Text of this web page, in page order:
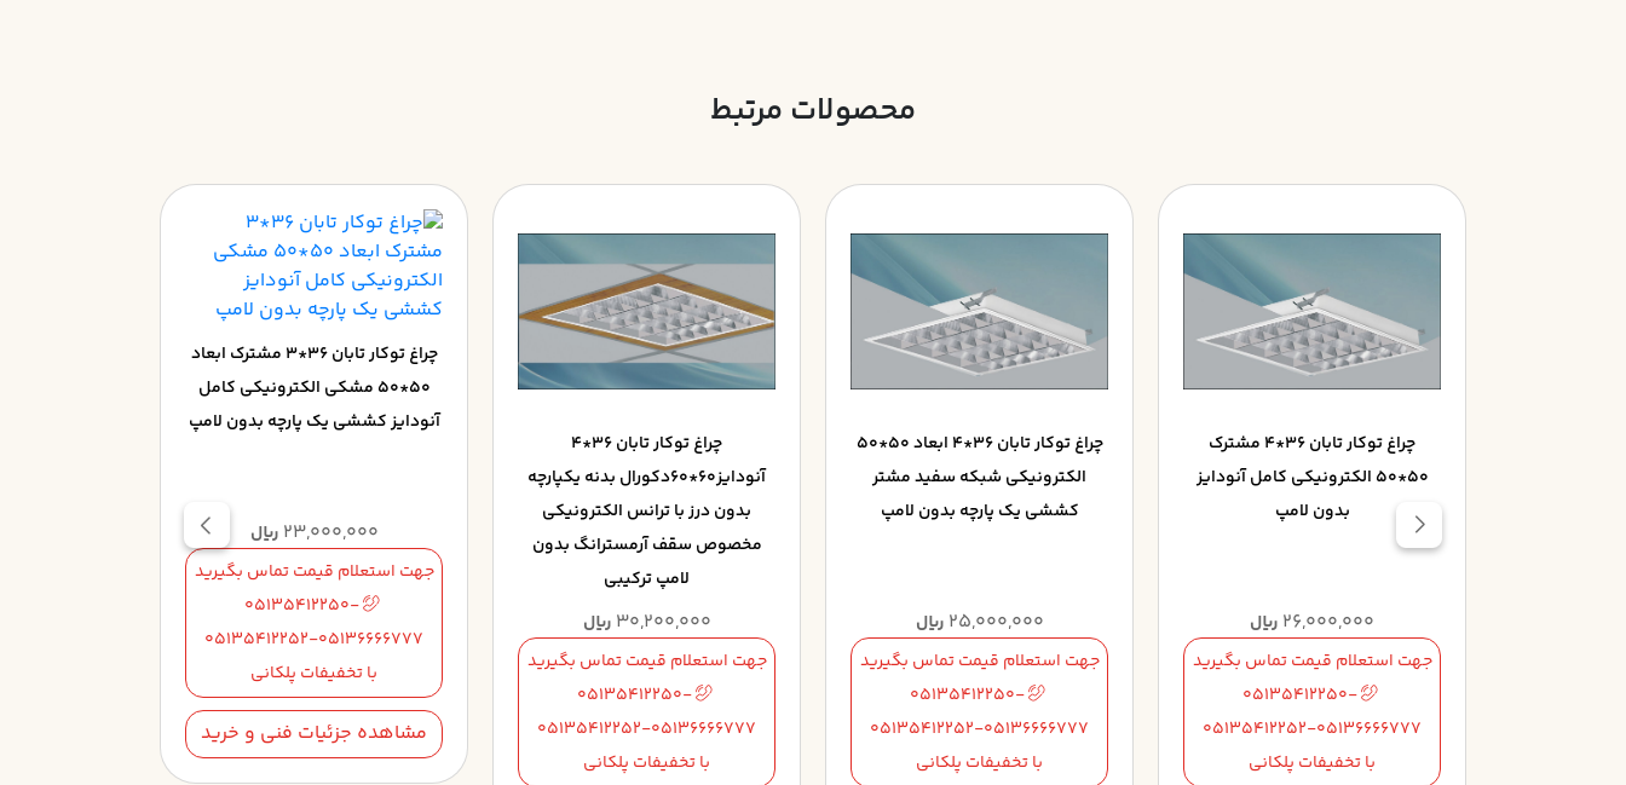
محصولات مرتبط
چراغ توکار تابان 36*4 مشترک
50*50 الکترونيکي کامل آنودايز
بدون لامپ
26,000,000 ریال
جهت استعلام قیمت تماس بگیرید
05135412250-
05135412252-05136666777
با تخفیفات پلکانی
چراغ توکار تابان 36*4 ابعاد 50*50
الکترونيکي شبکه سفيد مشتر
کششي يک پارچه بدون لامپ
25,000,000 ریال
جهت استعلام قیمت تماس بگیرید
05135412250-
05135412252-05136666777
با تخفیفات پلکانی
چراغ توکار تابان 36*4
آنودايز60*60دکورال بدنه يكپارچه
بدون درز با ترانس الكترونيكي
مخصوص سقف آرمسترانگ بدون
لامپ ترکيبي
30,200,000 ریال
جهت استعلام قیمت تماس بگیرید
05135412250-
05135412252-05136666777
با تخفیفات پلکانی
چراغ توکار تابان 36*3 مشترک ابعاد
50*50 مشکي الکترونيکي کامل
آنودايز کششي يک پارچه بدون لامپ
23,000,000 ریال
جهت استعلام قیمت تماس بگیرید
05135412250-
05135412252-05136666777
با تخفیفات پلکانی
مشاهده جزئیات فنی و خرید